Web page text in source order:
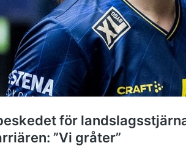
för
”Vi gråter”